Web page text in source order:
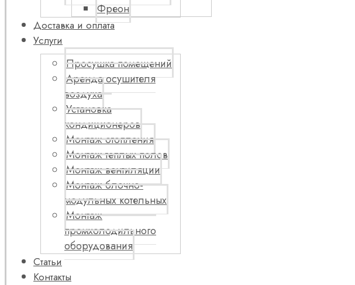
Фреон
Доставка и оплата
Услуги
Просушка помещений
Аренда осушителя
воздуха
Установка
кондиционеров
Монтаж отопления
Монтаж теплых полов
Монтаж вентиляции
Монтаж блочно-
модульных котельных
Монтаж
промхолодильного
оборудования
Статьи
Контакты